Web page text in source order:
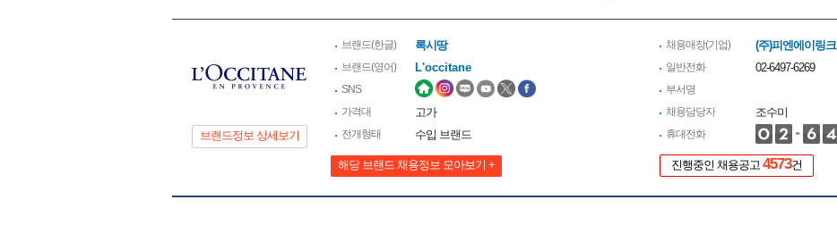
브랜드정보 상세보기
브랜드(한글) 록시땅
브랜드(영어) L'occitane
SNS
가격대
고가
전개형태 수입 브랜드
해당 브랜드 채용정보 모아보기 +
채용매장(기업) (주)피엔에이링크
일반전화 02-6497-6269
부서명
채용담당자
조수미
휴대전화
진행중인 채용공고 4573건